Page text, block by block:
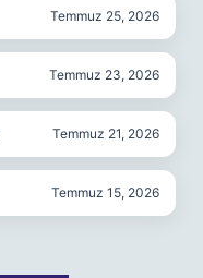
Temmuz 25, 2026
Temmuz 23, 2026
Temmuz 21, 2026
Temmuz 15, 2026